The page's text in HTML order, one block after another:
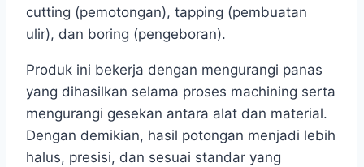
cutting (pemotongan), tapping (pembuatan
ulir), dan boring (pengeboran).
Produk ini bekerja dengan mengurangi panas
yang dihasilkan selama proses machining serta
mengurangi gesekan antara alat dan material.
Dengan demikian, hasil potongan menjadi lebih
halus, presisi, dan sesuai standar yang